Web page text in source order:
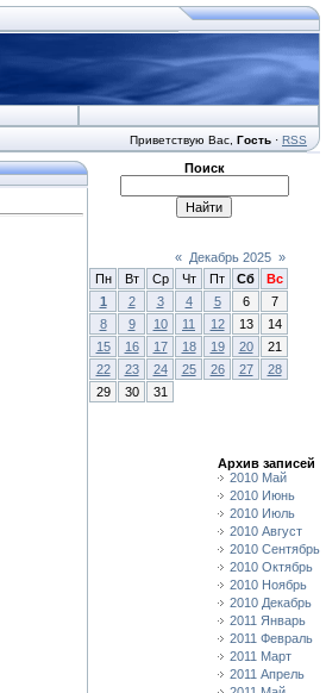
Приветствую Вас Гость · RSS
Поиск
« Декабрь 2025 »
Пн
Вт Ср Чт Пт Сб
Вс
1
2 3 4 5 6
7
8
9 10 11 12 13
14
15
16 17 18 19 20
21
22
23 24 25 26 27
28
29
30 31
Архив записей
2010 Май
2010 Июнь
2010 Июль
2010 Август
2010 Сентябрь
2010 Октябрь
2010 Ноябрь
2010 Декабрь
2011 Январь
2011 Февраль
2011 Март
2011 Апрель